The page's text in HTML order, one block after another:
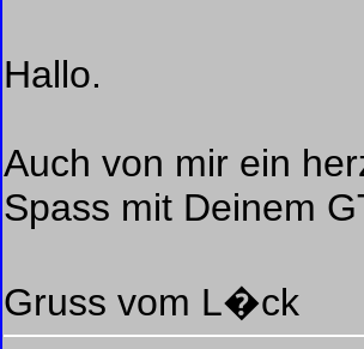
Hallo.
Auch von mir ein
Spass mit Deinem
Gruss vom L�ck